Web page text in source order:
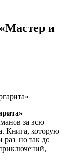
и
—
за всю
Книга, которую
раз, но так до